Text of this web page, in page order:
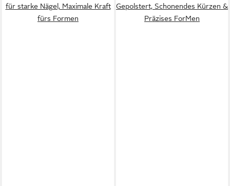
für starke Nägel, Maximale Kraft
fürs Formen
Gepolstert, Schonendes Kürzen &
Präzises ForMen